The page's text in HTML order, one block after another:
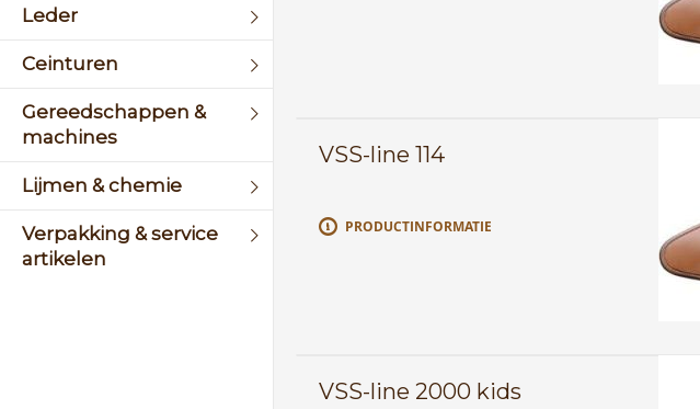
Leder
Ceinturen
Gereedschappen &
machines
Lijmen & chemie
Verpakking & service
artikelen
VSS-line 114
PRODUCTINFORMATIE
VSS-line 2000 kids